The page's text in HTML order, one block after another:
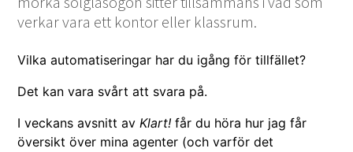
BLOGG SHOP KUNDER PRESS SÖK
Vil­ka automa­tis­eringar har du igång för tillfället?
Det kan vara svårt att svara på.
I veck­ans avs­nitt avKlart! får du höra hur jag får
över­sikt över mina agen­ter (och var­för det